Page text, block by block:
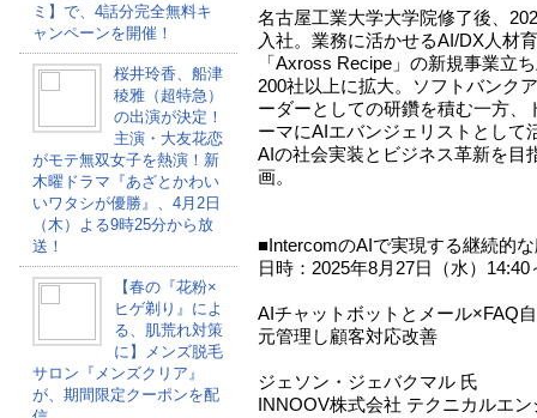
ミ】で、4話分完全無料キ
ャンペーンを開催！
桜井玲香、船津
稜雅（超特急）
の出演が決定！
主演・大友花恋
がモテ無双女子を熱演！新
木曜ドラマ『あざとかわい
いワタシが優勝』、4月2日
（木）よる9時25分から放
送！
【春の『花粉×
ヒゲ剃り』によ
る、肌荒れ対策
に】メンズ脱毛
サロン『メンズクリア』
が、期間限定クーポンを配
名古屋工業大学大学院修了後、
入社。業務に活かせるAI/DX人材
「Axross Recipe」の新規事業立
200社以上に拡大。ソフトバンク
ーダーとしての研鑽を積む一方、
ーマにAIエバンジェリストとして
AIの社会実装とビジネス革新を目
画。
■IntercomのAIで実現する継続的
日時：2025年8月27日（水）14:40
AIチャットボットとメール×FAQ
元管理し顧客対応改善
ジェソン・ジェバクマル 氏
INNOOV株式会社 テクニカルエン